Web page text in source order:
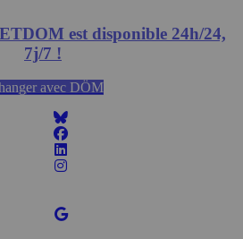
est disponible 24h/24,
7j/7 !
avec DÖM